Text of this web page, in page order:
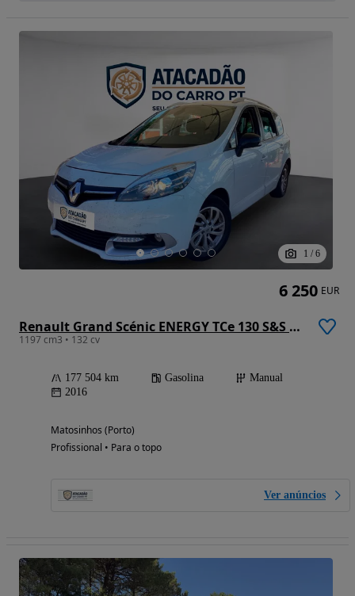
1 / 6
Renault Grand Scénic ENERGY TCe 130 S&S LIMITED
1197 cm3 • 132 cv
177 504 km Gasolina
Manual
2016
Matosinhos (Porto)
Profissional • Para o topo
Ver anúncios
6 250 EUR